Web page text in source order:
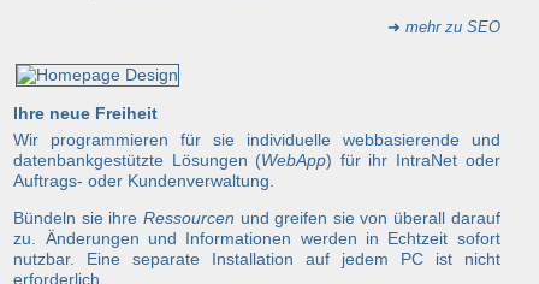
➜ mehr zu SEO
Ihre neue Freiheit
Wir programmieren für sie individuelle webbasierende und
datenbankgestützte Lösungen (WebApp) für ihr IntraNet oder
Auftrags- oder Kundenverwaltung.
Bündeln sie ihre Ressourcen und greifen sie von überall darauf
zu. Änderungen und Informationen werden in Echtzeit sofort
nutzbar. Eine separate Installation auf jedem PC ist nicht
erforderlich.